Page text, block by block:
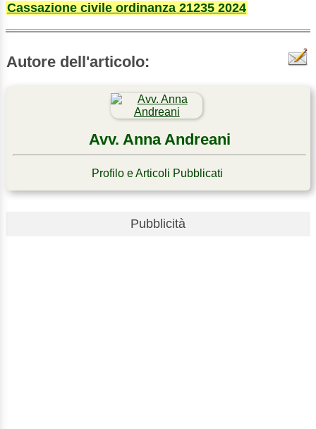
Cassazione civile ordinanza 21235 2024
Autore dell'articolo:
Avv. Anna Andreani
Profilo e Articoli Pubblicati
Pubblicità